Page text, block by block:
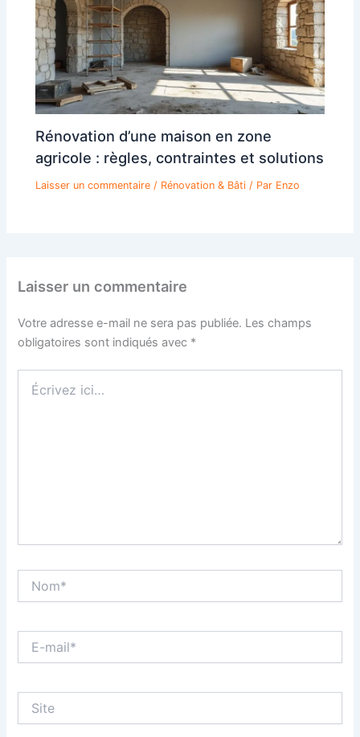
Rénovation d’une maison en zone
agricole : règles, contraintes et solutions
Laisser un commentaire / Rénovation & Bâti / Par Enzo
Laisser un commentaire
Votre adresse e-mail ne sera pas publiée. Les champs
obligatoires sont indiqués avec *
ici…
mail*